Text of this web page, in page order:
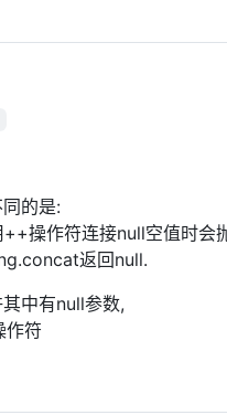
的是:
操作符连接null空值时会
返回null.
中有null参数,
作符